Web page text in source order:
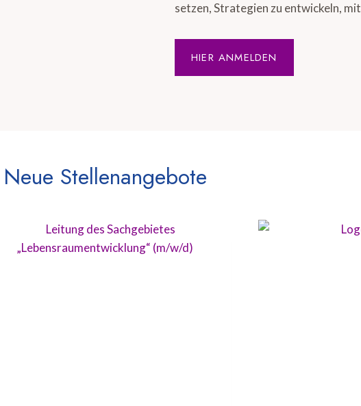
setzen, Strategien zu entwickeln,
HIER ANMELDEN
Neue Stellenangebote